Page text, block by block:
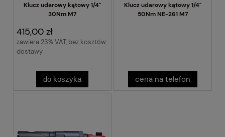
Klucz udarowy kątowy 1/4"
30Nm M7
415,00 zł
zawiera 23% VAT, bez kosztów
dostawy
do koszyka
Klucz udarowy kątowy 1/4"
50Nm NE-261 M7
cena na telefon